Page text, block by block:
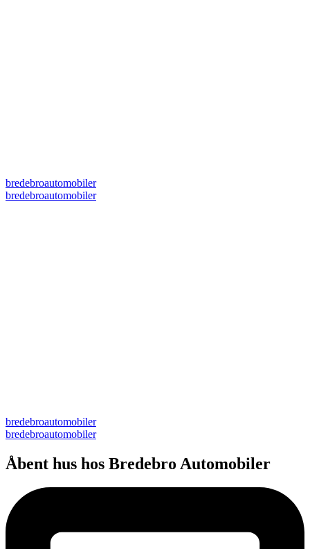
bredebroautomobiler
bredebroautomobiler
bredebroautomobiler
bredebroautomobiler
Åbent hus hos Bredebro Automobiler